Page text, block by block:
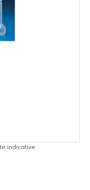
indicative